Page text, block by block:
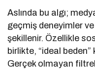
Aslında bu algı;
geçmiş deneyimler
şekillenir. Özellikle
birlikte, “ideal beden”
Gerçek olmayan